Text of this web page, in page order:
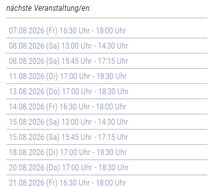
nächste Veranstaltung/en:
07.08.2026 (Fr) 16:30 Uhr - 18:00 Uhr
08.08.2026 (Sa) 13:00 Uhr - 14:30 Uhr
08.08.2026 (Sa) 15:45 Uhr - 17:15 Uhr
11.08.2026 (Di) 17:00 Uhr - 18:30 Uhr
13.08.2026 (Do) 17:00 Uhr - 18:30 Uhr
14.08.2026 (Fr) 16:30 Uhr - 18:00 Uhr
15.08.2026 (Sa) 13:00 Uhr - 14:30 Uhr
15.08.2026 (Sa) 15:45 Uhr - 17:15 Uhr
18.08.2026 (Di) 17:00 Uhr - 18:30 Uhr
20.08.2026 (Do) 17:00 Uhr - 18:30 Uhr
21.08.2026 (Fr) 16:30 Uhr - 18:00 Uhr